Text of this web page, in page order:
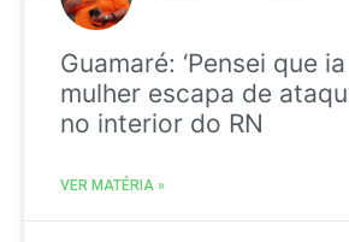
Guamaré: ‘Pensei que ia
mulher escapa de
no interior do RN
VER MATÉRIA »